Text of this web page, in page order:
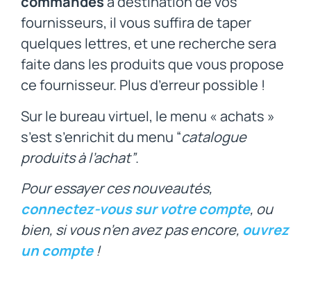
fournisseurs, il vous suffira de taper
quelques lettres, et une recherche sera
faite dans les produits que vous propose
ce fournisseur. Plus d’erreur possible !
Sur le bureau virtuel, le menu « achats »
s’est s’enrichit du menu “catalogue
produits à l’achat”.
Pour essayer ces nouveautés,
connectez-vous sur votre compte, ou
bien, si vous n’en avez pas encore, ouvrez
un compte!